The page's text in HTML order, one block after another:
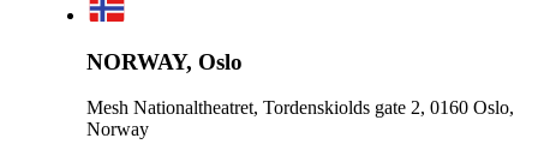
NORWAY, Oslo
Mesh Nationaltheatret, Tordenskiolds gate 2, 0160 Oslo,
Norway